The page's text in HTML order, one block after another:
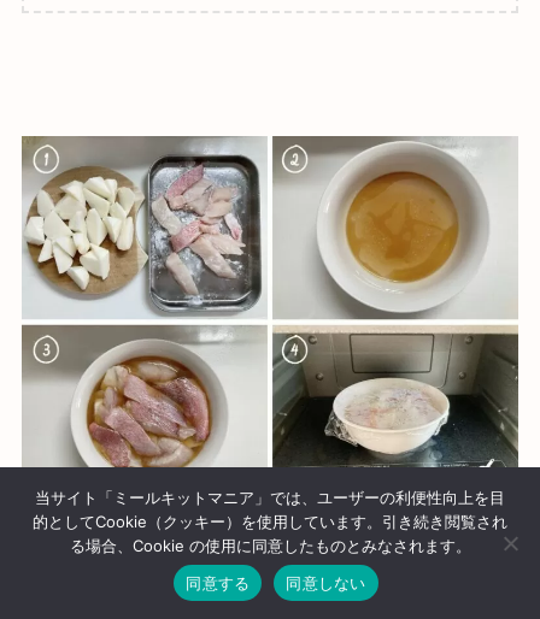
当サイト「ミールキットマニア」では、ユーザーの利便性向上を目
的としてCookie（クッキー）を使用しています。引き続き閲覧され
る場合、Cookie の使用に同意したものとみなされます。
同意する
同意しない